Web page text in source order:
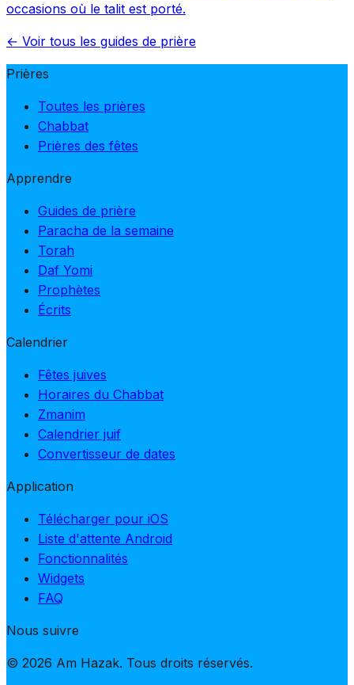
occasions où le talit est porté.
← Voir tous les guides de prière
Prières
Toutes les prières
Chabbat
Prières des fêtes
Apprendre
Guides de prière
Paracha de la semaine
Torah
Daf Yomi
Prophètes
Écrits
Calendrier
Fêtes juives
Horaires du Chabbat
Zmanim
Calendrier juif
Convertisseur de dates
Application
Télécharger pour iOS
Liste d'attente Android
Fonctionnalités
Widgets
FAQ
Nous suivre
© 2026 Am Hazak. Tous droits réservés.